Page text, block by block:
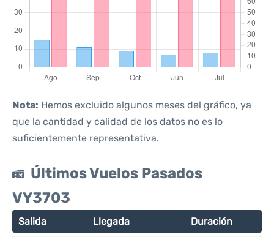
Nota: Hemos excluido algunos meses del gráfico, ya
que la cantidad y calidad de los datos no es lo
suficientemente representativa.
Últimos Vuelos Pasados
VY3703
Salida Llegada Duración